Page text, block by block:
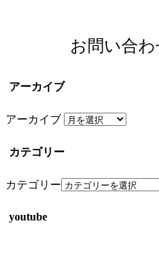
お問い合
アーカイブ
アーカイブ
カテゴリー
カテゴリー
youtube